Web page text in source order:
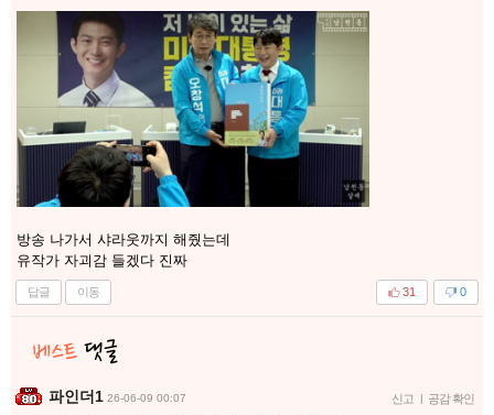
방송 나가서 샤라웃까지 해줬는데
유작가 자괴감 들겠다 진짜
답글 이동 0
31
파인더1 26-06-09 00:07 신고 | 공감 확인